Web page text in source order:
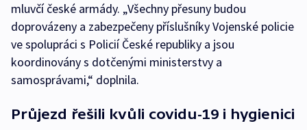
mluvčí české armády. „Všechny přesuny budou
doprovázeny a zabezpečeny příslušníky Vojenské policie
ve spolupráci s Policií České republiky a jsou
koordinovány s dotčenými ministerstvy a
samosprávami,“ doplnila.
Průjezd řešili kvůli covidu-19 i hygienici